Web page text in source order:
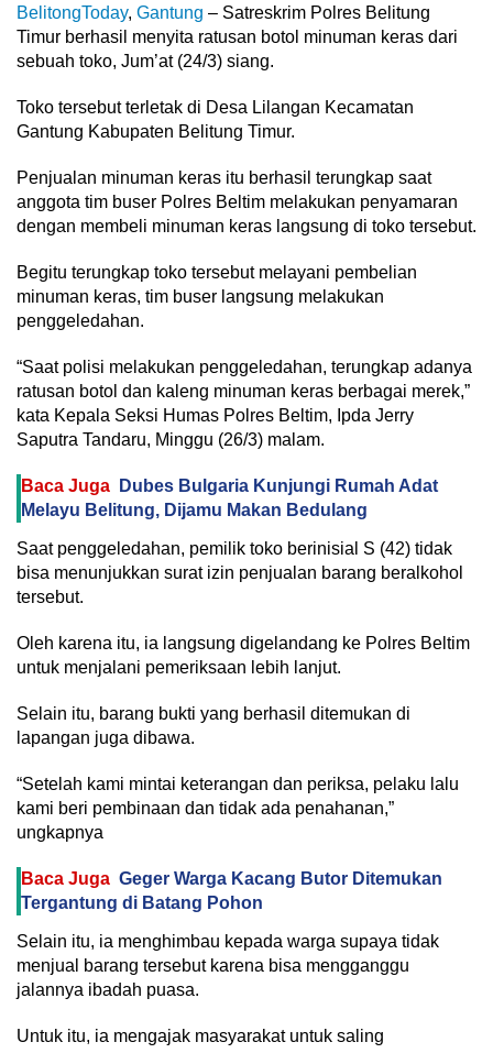
BelitongToday, Gantung – Satreskrim Polres Belitung
Timur berhasil menyita ratusan botol minuman keras dari
sebuah toko, Jum’at (24/3) siang.
Toko tersebut terletak di Desa Lilangan Kecamatan
Gantung Kabupaten Belitung Timur.
Penjualan minuman keras itu berhasil terungkap saat
anggota tim buser Polres Beltim melakukan penyamaran
dengan membeli minuman keras langsung di toko tersebut.
Begitu terungkap toko tersebut melayani pembelian
minuman keras, tim buser langsung melakukan
penggeledahan.
“Saat polisi melakukan penggeledahan, terungkap adanya
ratusan botol dan kaleng minuman keras berbagai merek,”
kata Kepala Seksi Humas Polres Beltim, Ipda Jerry
Saputra Tandaru, Minggu (26/3) malam.
Baca Juga
Dubes Bulgaria Kunjungi Rumah Adat
Melayu Belitung, Dijamu Makan Bedulang
Saat penggeledahan, pemilik toko berinisial S (42) tidak
bisa menunjukkan surat izin penjualan barang beralkohol
tersebut.
Oleh karena itu, ia langsung digelandang ke Polres Beltim
untuk menjalani pemeriksaan lebih lanjut.
Selain itu, barang bukti yang berhasil ditemukan di
lapangan juga dibawa.
“Setelah kami mintai keterangan dan periksa, pelaku lalu
kami beri pembinaan dan tidak ada penahanan,”
ungkapnya
Baca Juga Geger Warga Kacang Butor Ditemukan
Tergantung di Batang Pohon
Selain itu, ia menghimbau kepada warga supaya tidak
menjual barang tersebut karena bisa mengganggu
jalannya ibadah puasa.
Untuk itu, ia mengajak masyarakat untuk saling